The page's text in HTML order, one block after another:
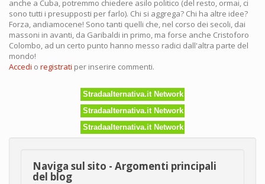
anche a Cuba, potremmo chiedere asilo politico (del resto, ormai, ci
sono tutti i presupposti per farlo). Chi si aggrega? Chi ha altre idee?
Forza, andiamocene! Sono tanti quelli che, nel corso dei secoli, dai
massoni in avanti, da Garibaldi in primo, ma forse anche Cristoforo
Colombo, ad un certo punto hanno messo radici dall'altra parte del
mondo!
Accedi o registrati per inserire commenti.
Stradaalternativa.it Network
Stradaalternativa.it Network
Stradaalternativa.it Network
Naviga sul sito - Argomenti principali
del blog